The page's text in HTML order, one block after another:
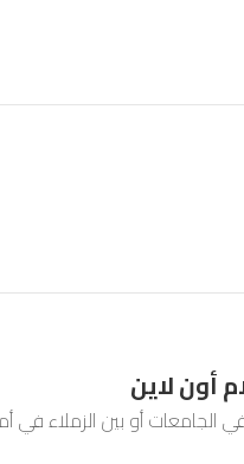
أون لاين
الجامعات أو بين الزملاء في